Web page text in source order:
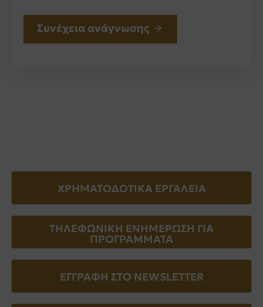
Συνέχεια ανάγνωσης
ΧΡΗΜΑΤΟΔΟΤΙΚΑ ΕΡΓΑΛΕΙΑ
ΤΗΛΕΦΩΝΙΚΗ ΕΝΗΜΕΡΩΣΗ ΓΙΑ
ΠΡΟΓΡΑΜΜΑΤΑ
ΕΓΓΡΑΦΗ ΣΤΟ NEWSLETTER